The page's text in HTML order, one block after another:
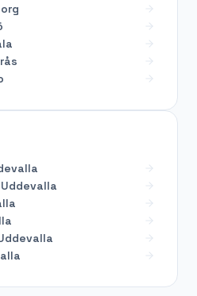
Uddevalla